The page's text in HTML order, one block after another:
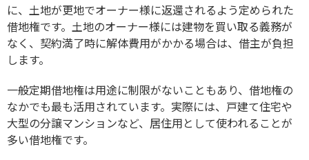
に、土地が更地でオーナー様に返還されるよう定められた
借地権です。土地のオーナー様には建物を買い取る義務が
なく、契約満了時に解体費用がかかる場合は、借主が負担
します。
一般定期借地権は用途に制限がないこともあり、借地権の
なかでも最も活用されています。実際には、戸建て住宅や
大型の分譲マンションなど、居住用として使われることが
多い借地権です。